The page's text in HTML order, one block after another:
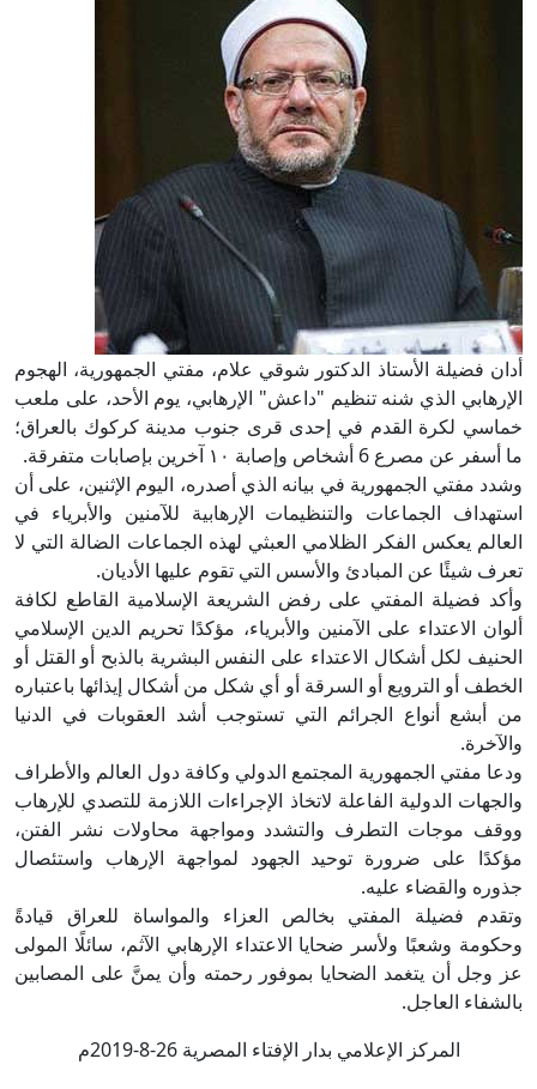
أدان فضيلة الأستاذ الدكتور شوقي علام، مفتي الجمهورية، الهجوم
الإرهابي الذي شنه تنظيم "داعش" الإرهابي، يوم الأحد، على ملعب
خماسي لكرة القدم في إحدى قرى جنوب مدينة كركوك بالعراق؛
ما أسفر عن مصرع 6 أشخاص وإصابة ١٠ آخرين بإصابات متفرقة.
وشدد مفتي الجمهورية في بيانه الذي أصدره، اليوم الإثنين، على أن
استهداف الجماعات والتنظيمات الإرهابية للآمنين والأبرياء في
العالم يعكس الفكر الظلامي العبثي لهذه الجماعات الضالة التي لا
تعرف شيئًا عن المبادئ والأسس التي تقوم عليها الأديان.
وأكد فضيلة المفتي على رفض الشريعة الإسلامية القاطع لكافة
ألوان الاعتداء على الآمنين والأبرياء، مؤكدًا تحريم الدين الإسلامي
الحنيف لكل أشكال الاعتداء على النفس البشرية بالذبح أو القتل أو
الخطف أو الترويع أو السرقة أو أي شكل من أشكال إيذائها باعتباره
من أبشع أنواع الجرائم التي تستوجب أشد العقوبات في الدنيا
والآخرة.
ودعا مفتي الجمهورية المجتمع الدولي وكافة دول العالم والأطراف
والجهات الدولية الفاعلة لاتخاذ الإجراءات اللازمة للتصدي للإرهاب
ووقف موجات التطرف والتشدد ومواجهة محاولات نشر الفتن،
مؤكدًا على ضرورة توحيد الجهود لمواجهة الإرهاب واستئصال
جذوره والقضاء عليه.
وتقدم فضيلة المفتي بخالص العزاء والمواساة للعراق قيادةً
وحكومة وشعبًا ولأسر ضحايا الاعتداء الإرهابي الآثم، سائلًا المولى
عز وجل أن يتغمد الضحايا بموفور رحمته وأن يمنَّ على المصابين
بالشفاء العاجل.
المركز الإعلامي بدار الإفتاء المصرية 26-8-2019م